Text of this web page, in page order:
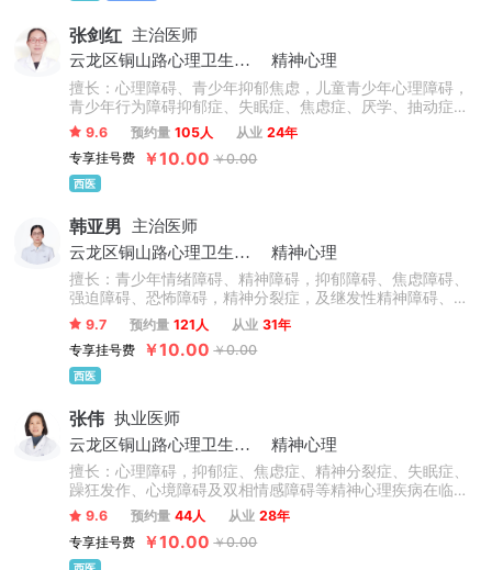
张剑红 主治医师
云龙区铜山路心理卫生社区卫生服务站
精神心理
擅长：心理障碍、青少年抑郁焦虑，儿童青少年心理障碍，
青少年行为障碍抑郁症、失眠症、焦虑症、厌学、抽动症、
多动症、强迫症、躁狂症、恐惧症、双相情感障碍、精神分
裂、神经衰弱等精神心理疾病的诊治。
9.6 预约量 105人 从业 24年
专享挂号费
￥10.00 ￥0.00
西医
韩亚男 主治医师
云龙区铜山路心理卫生社区卫生服务站
精神心理
擅长：青少年情绪障碍、精神障碍，抑郁障碍、焦虑障碍、
强迫障碍、恐怖障碍，精神分裂症，及继发性精神障碍、应
激反应性障碍等领域颇有研究，擅长各类本源性精神疾病诊
疗。
9.7 预约量 121人 从业 31年
专享挂号费
￥10.00 ￥0.00
西医
张伟 执业医师
云龙区铜山路心理卫生社区卫生服务站
精神心理
擅长：心理障碍，抑郁症、焦虑症、精神分裂症、失眠症、
躁狂发作、心境障碍及双相情感障碍等精神心理疾病在临床
上采用中西医结合并联合心理治疗的方法治疗，积累了大量
临床经验，擅长青少年精神心理问题的早期干预、心理治
疗、康复。
9.6 预约量 44人 从业 28年
专享挂号费
￥10.00 ￥0.00